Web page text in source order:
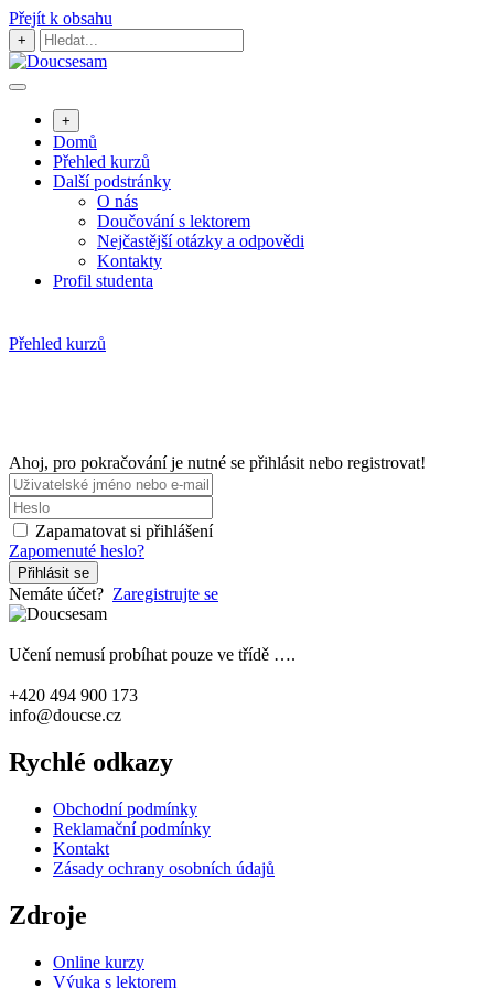
Přejít k obsahu
+
+
Domů
Přehled kurzů
Další podstránky
O nás
Doučování s lektorem
Nejčastější otázky a odpovědi
Kontakty
Profil studenta
Přehled kurzů
Ahoj, pro pokračování je nutné se přihlásit nebo registrovat!
Zapamatovat si přihlášení
Zapomenuté heslo?
Přihlásit se
Nemáte účet? Zaregistrujte se
Učení nemusí probíhat pouze ve třídě ….
+420 494 900 173
info@doucse.cz
Rychlé odkazy
Obchodní podmínky
Reklamační podmínky
Kontakt
Zásady ochrany osobních údajů
Zdroje
Online kurzy
Výuka s lektorem